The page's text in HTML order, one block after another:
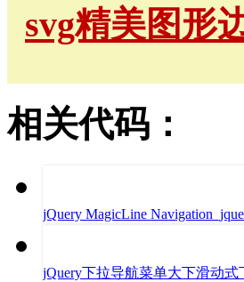
svg精美图形
相关代码：
jQuery MagicLine
jQuery下拉导航菜单大下滑动式